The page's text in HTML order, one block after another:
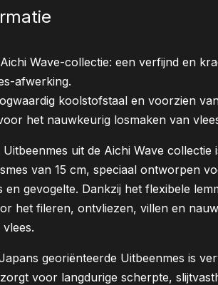
Wave-collectie: een verfijnd en
afwerking.
koolstofstaal en voorzien
het nauwkeurig losmaken van
uit de Aichi Wave collectie
van 15 cm, speciaal ontworpen
en gevogelte. Dankzij het flexibele
het fileren, ontvliezen, villen en
georiënteerde Uitbeenmes is
voor langdurige scherpte,